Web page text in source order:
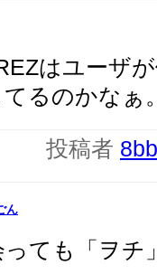
はユーザ
るのかなぁ
投稿者
ん
っても「ヲ